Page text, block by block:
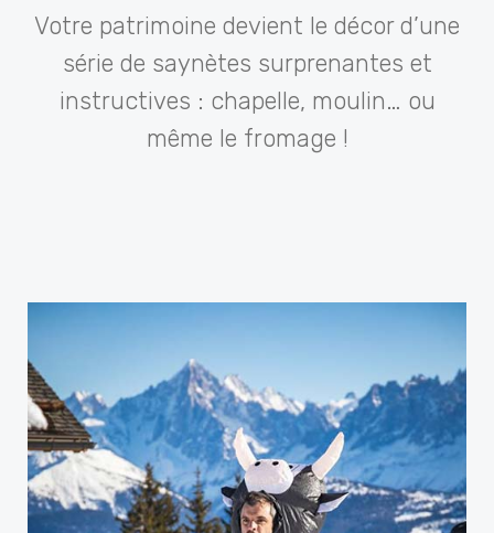
Votre patrimoine devient le décor d’une
série de saynètes surprenantes et
instructives : chapelle, moulin… ou
même le fromage !